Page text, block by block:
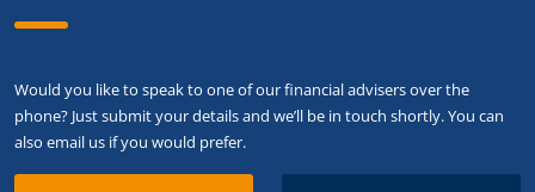
Would you like to speak to one of our financial advisers over the
phone? Just submit your details and we’ll be in touch shortly. You can
also email us if you would prefer.